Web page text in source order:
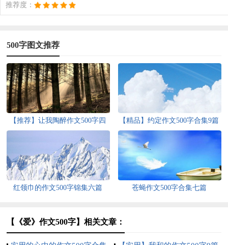
推荐度：
500字图文推荐
【推荐】让我陶醉作文500字四
【精品】约定作文500字合集9篇
红领巾的作文500字锦集六篇 苍蝇作文500字合集七篇
【《爱》作文500字】相关文章：